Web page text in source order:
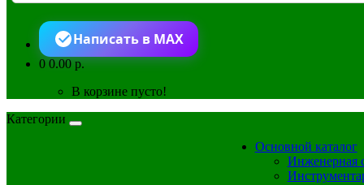
Написать в MAX
00.00 р.
В корзине пусто!
Категории
Основной каталог
Инженерная